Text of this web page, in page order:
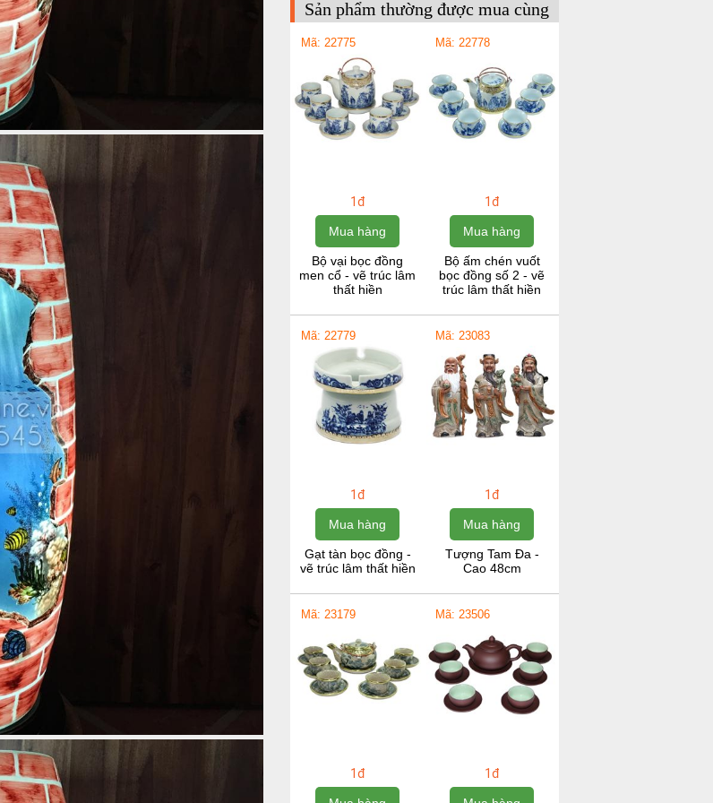
Sản phẩm thường được mua cùng
Mã: 22775
1đ
Mua hàng
Bộ vại bọc đồng
men cổ - vẽ trúc lâm
thất hiền
Mã: 22778
1đ
Mua hàng
Bộ ấm chén vuốt
bọc đồng số 2 - vẽ
trúc lâm thất hiền
Mã: 22779
1đ
Mua hàng
Gạt tàn bọc đồng -
vẽ trúc lâm thất hiền
Mã: 23083
1đ
Mua hàng
Tượng Tam Đa -
Cao 48cm
Mã: 23179
1đ
Mã: 23506
1đ